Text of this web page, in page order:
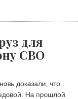
для
СВО
доказали, что
На прошлой